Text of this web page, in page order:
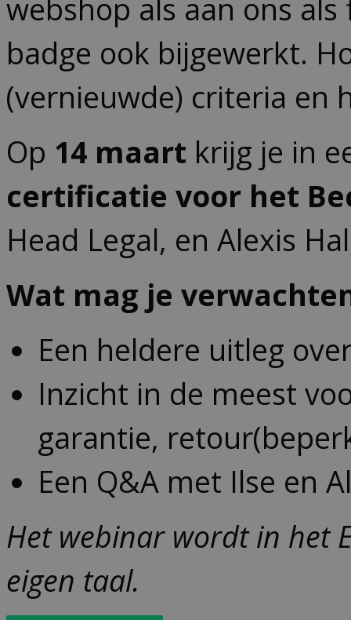
webshop als aan ons
badge ook bijgewerkt.
(vernieuwde) criteria en
Op 14 maart krijg je in
certificatie voor het
Head Legal, en Alexis
Wat mag je
Een heldere uitleg
Inzicht in de meest
garantie,
Een Q&A met Ilse en
Het webinar wordt in het
eigen taal.